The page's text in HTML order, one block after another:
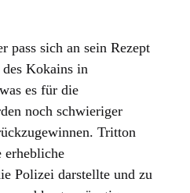
pass sich an sein Rezept
Kokains in
es für die
noch schwieriger
Tritton
erhebliche
Polizei darstellte und zu